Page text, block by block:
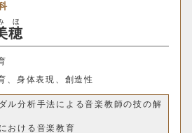
穂
ほ
、身体表現、創造性
ル分析手法による音楽教師の技の解
おける音楽教育